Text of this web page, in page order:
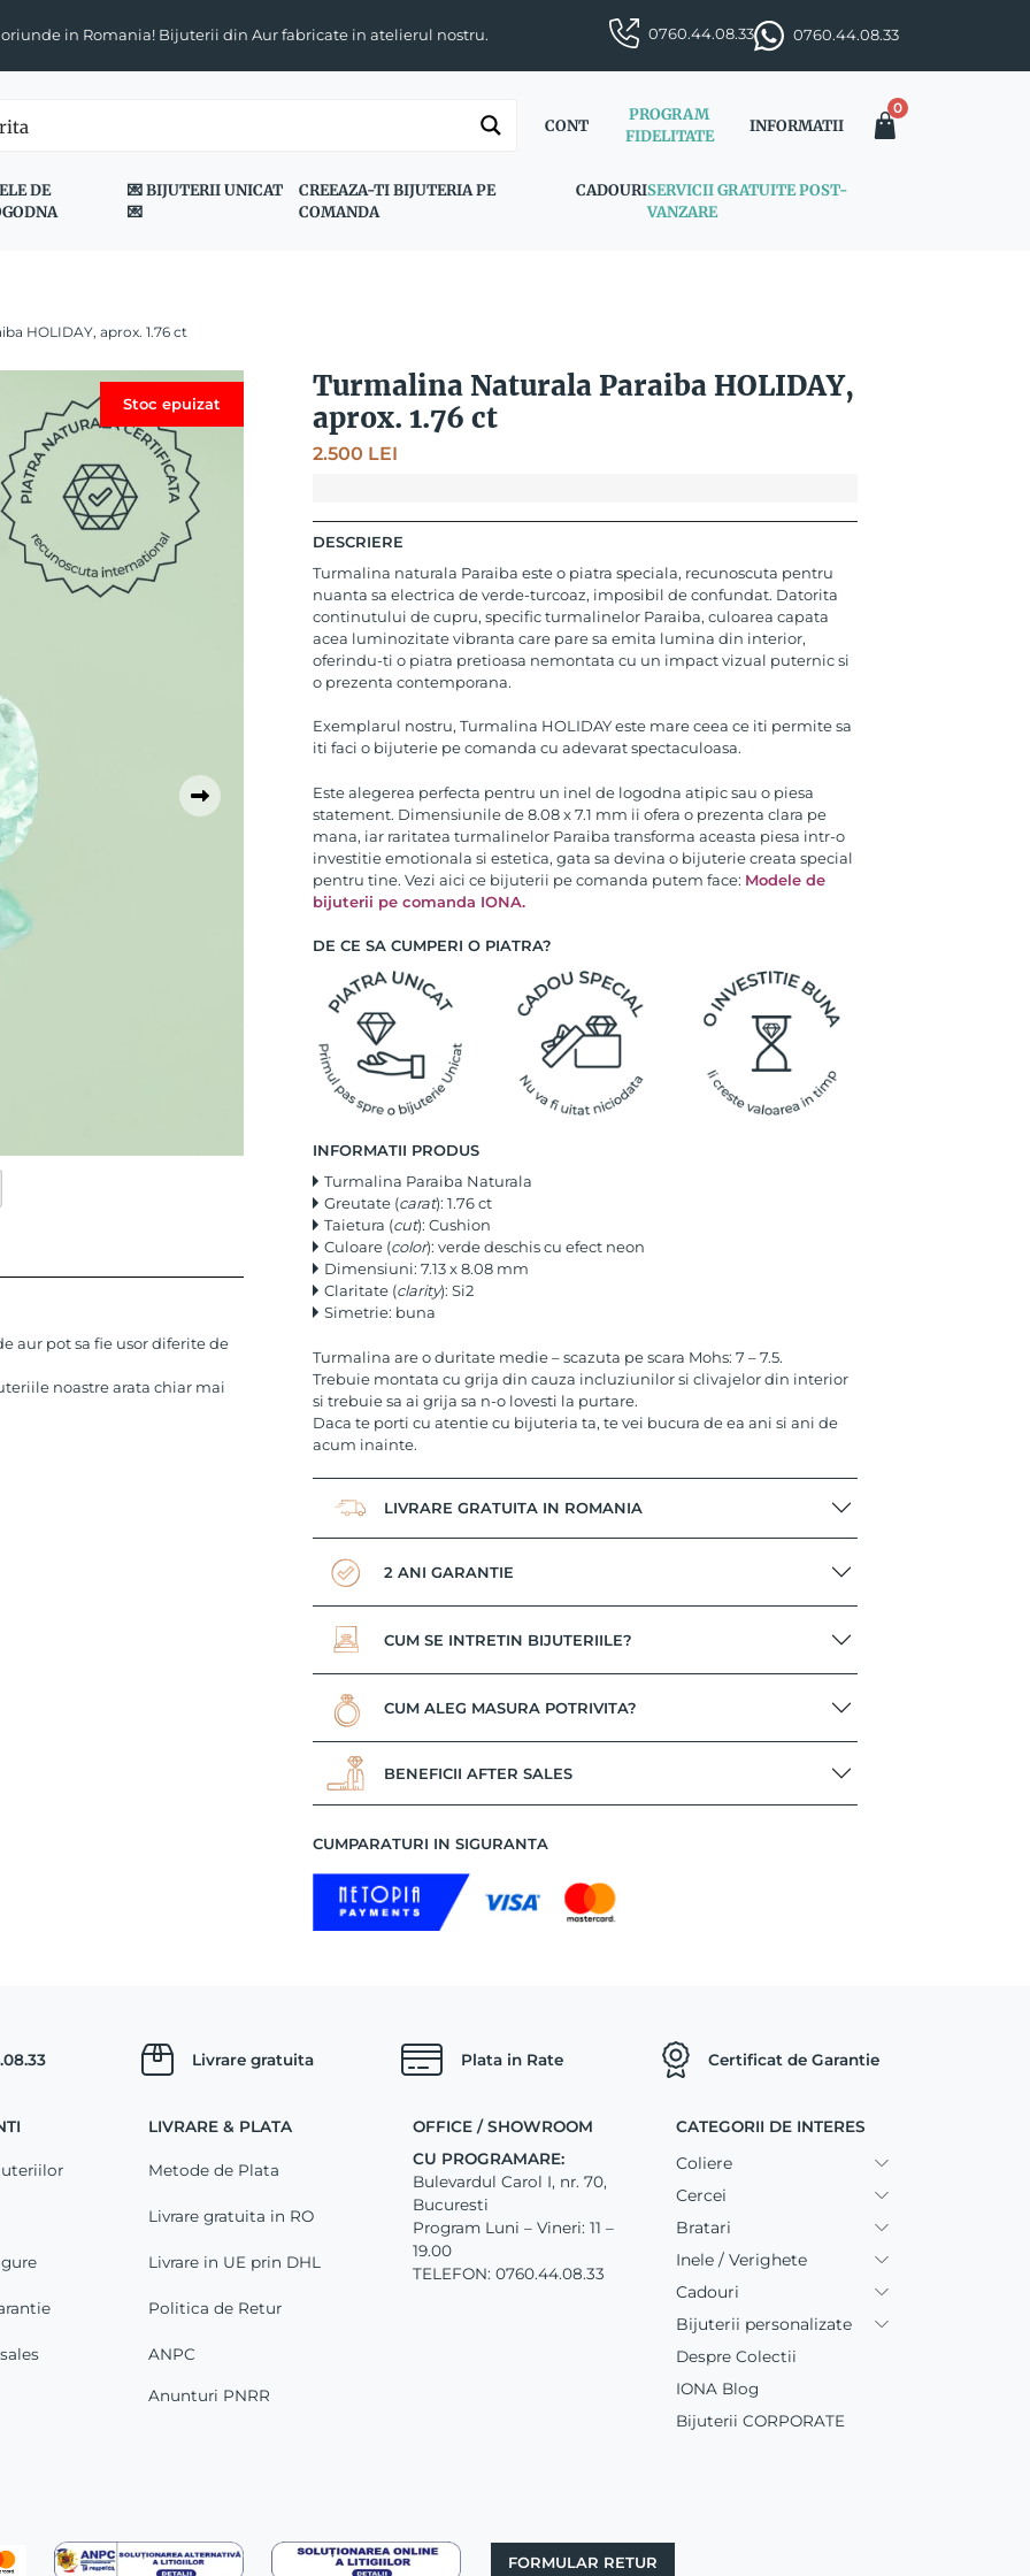
oriunde in Romania! Bijuterii din Aur fabricate in atelierul nostru. 0760.44.08.33 0760.44.08.33
CONT
PROGRAM
FIDELITATE
INFORMATII
0
DE
💌 BIJUTERII UNICAT
💌
CREEAZA-TI BIJUTERIA PE
COMANDA
CADOURISERVICII GRATUITE POST-
VANZARE
HOLIDAY, aprox. 1.76 ct
Stoc epuizat
aur pot sa fie usor diferite de
noastre arata chiar mai
Turmalina Naturala Paraiba HOLIDAY,
aprox. 1.76 ct
2.500 LEI
DESCRIERE
Turmalina naturala Paraiba este o piatra speciala, recunoscuta pentru
nuanta sa electrica de verde-turcoaz, imposibil de confundat. Datorita
continutului de cupru, specific turmalinelor Paraiba, culoarea capata
acea luminozitate vibranta care pare sa emita lumina din interior,
oferindu-ti o piatra pretioasa nemontata cu un impact vizual puternic si
o prezenta contemporana.
Exemplarul nostru, Turmalina HOLIDAY este mare ceea ce iti permite sa
iti faci o bijuterie pe comanda cu adevarat spectaculoasa.
Este alegerea perfecta pentru un inel de logodna atipic sau o piesa
statement. Dimensiunile de 8.08 x 7.1 mm ii ofera o prezenta clara pe
mana, iar raritatea turmalinelor Paraiba transforma aceasta piesa intr-o
investitie emotionala si estetica, gata sa devina o bijuterie creata special
pentru tine. Vezi aici ce bijuterii pe comanda putem face: Modele de
bijuterii pe comanda IONA.
DE CE SA CUMPERI O PIATRA?
INFORMATII PRODUS
Turmalina Paraiba Naturala
Greutate (carat): 1.76 ct
Taietura (cut): Cushion
Culoare (color): verde deschis cu efect neon
Dimensiuni: 7.13 x 8.08 mm
Claritate (clarity): Si2
Simetrie: buna
Turmalina are o duritate medie – scazuta pe scara Mohs: 7 – 7.5.
Trebuie montata cu grija din cauza incluziunilor si clivajelor din interior
si trebuie sa ai grija sa n-o lovesti la purtare.
Daca te porti cu atentie cu bijuteria ta, te vei bucura de ea ani si ani de
acum inainte.
LIVRARE GRATUITA IN ROMANIA
2 ANI GARANTIE
CUM SE INTRETIN BIJUTERIILE?
CUM ALEG MASURA POTRIVITA?
BENEFICII AFTER SALES
CUMPARATURI IN SIGURANTA
Livrare gratuita Plata in Rate Certificat de Garantie
LIVRARE & PLATA
Metode de Plata
Livrare gratuita in RO
Livrare in UE prin DHL
Politica de Retur
ANPC
Anunturi PNRR
OFFICE / SHOWROOM
CU PROGRAMARE:
Bulevardul Carol I, nr. 70,
Bucuresti
Program Luni – Vineri: 11 –
19.00
TELEFON: 0760.44.08.33
CATEGORII DE INTERES
Coliere
Cercei
Bratari
Inele / Verighete
Cadouri
Bijuterii personalizate
Despre Colectii
IONA Blog
Bijuterii CORPORATE
FORMULAR RETUR